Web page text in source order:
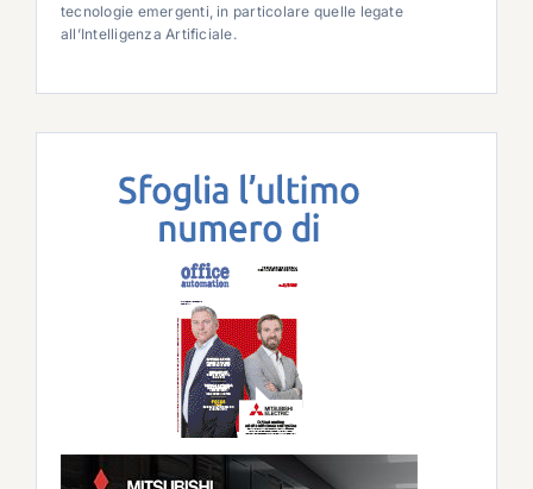
tecnologie emergenti, in particolare quelle legate
all’Intelligenza Artificiale.